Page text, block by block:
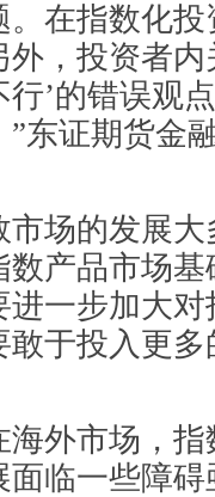
在指数化
，投资者内
’的错误观
东证期货金
场的发展大
产品市场
一步加大
敢于投入更
外市场，指
临一些障